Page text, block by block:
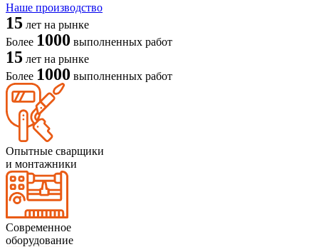
Наше производство
15 лет на рынке
Более 1000 выполненных работ
15 лет на рынке
Более 1000 выполненных работ
Опытные сварщики
и монтажники
Современное
оборудование